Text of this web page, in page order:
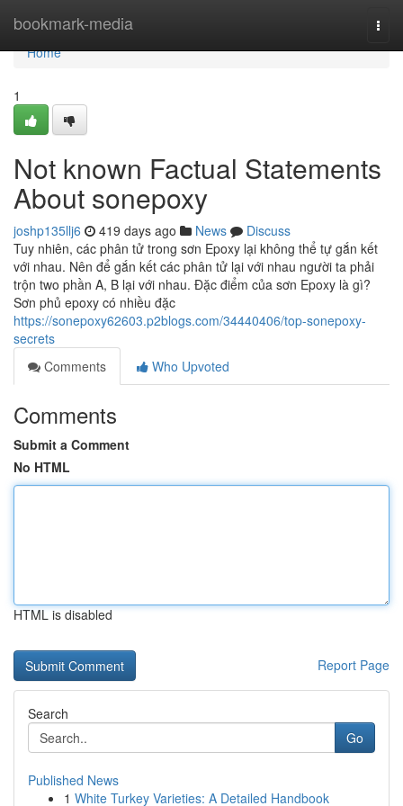
bookmark-media
Home
Home
1
Not known Factual Statements
About sonepoxy
joshp135llj6 419 days ago News
Discuss
Tuy nhiên, các phân tử trong sơn Epoxy lại không thể tự gắn kết
với nhau. Nên để gắn kết các phân tử lại với nhau người ta phải
trộn two phần A, B lại với nhau. Đặc điểm của sơn Epoxy là gì?
Sơn phủ epoxy có nhiều đặc
https://sonepoxy62603.p2blogs.com/34440406/top-sonepoxy-
secrets
Comments
Who Upvoted
Comments
Submit a Comment
No HTML
HTML is disabled
Report Page
Search
Go
Published News
1 White Turkey Varieties: A Detailed Handbook